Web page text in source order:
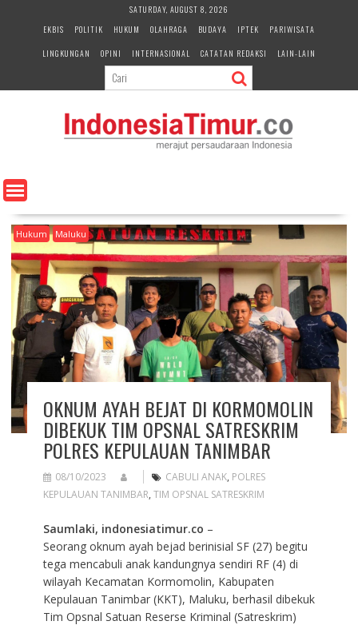
e
n
SATURDAY, AUGUST 8, 2026
EKBIS
POLITIK HUKUM OLAHRAGA BUDAYA IPTEK
PARIWISATA
LINGKUNGAN
OPINI INTERNASIONAL CATATAN REDAKSI LAIN-LAIN
Hukum Maluku
OKNUM AYAH BEJAT DI KORMOMOLIN
DIBEKUK TIM OPSNAL SATRESKRIM
POLRES KEPULAUAN TANIMBAR
08/10/2023 CABULI ANAK, POLRES
KEPULAUAN TANIMBAR, TIM OPSNAL SATRESKRIM
Saumlaki, indonesiatimur.co –
Seorang oknum ayah bejad berinisial SF (27) begitu
tega mencabuli anak kandungnya sendiri RF (4) di
wilayah Kecamatan Kormomolin, Kabupaten
Kepulauan Tanimbar (KKT), Maluku, berhasil dibekuk
Tim Opsnal Satuan Reserse Kriminal (Satreskrim)